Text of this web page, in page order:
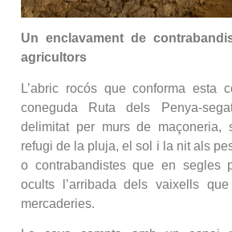
Un enclavament de
agricultors
L’abric rocós que conforma esta
coneguda Ruta dels Penya-
delimitat per murs de maçoneria,
refugi de la pluja, el sol i la nit als
o contrabandistes que en segles
ocults l’arribada dels vaixells
mercaderies.